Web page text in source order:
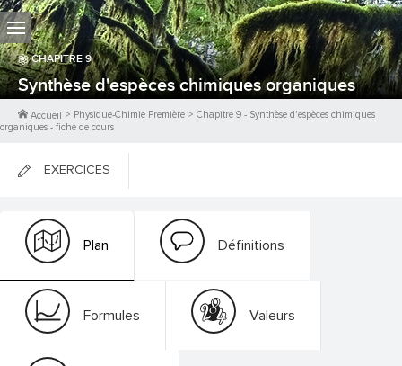
CHAPITRE 9
Synthèse d'espèces chimiques organiques
Accueil > Physique-Chimie Première > Chapitre 9 - Synthèse d'espèces chimiques
organiques - fiche de cours
EXERCICES
FICHES DE COURS
Plan Définitions
Formules Valeurs